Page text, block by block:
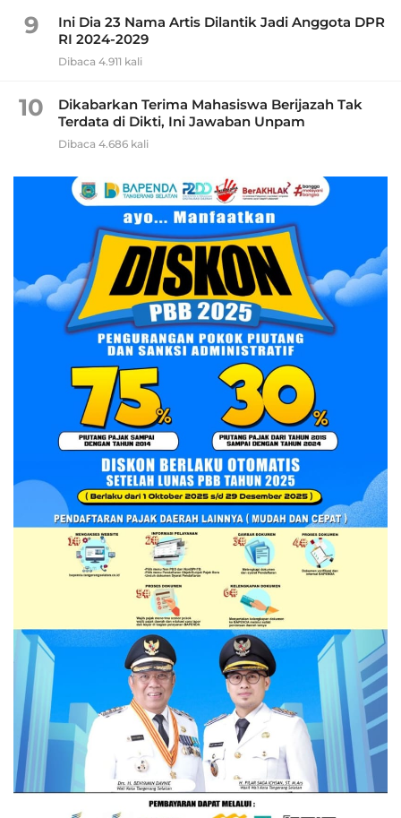
9
Ini Dia 23 Nama Artis Dilantik Jadi Anggota DPR
RI 2024-2029
Dibaca 4.911 kali
10
Dikabarkan Terima Mahasiswa Berijazah Tak
Terdata di Dikti, Ini Jawaban Unpam
Dibaca 4.686 kali